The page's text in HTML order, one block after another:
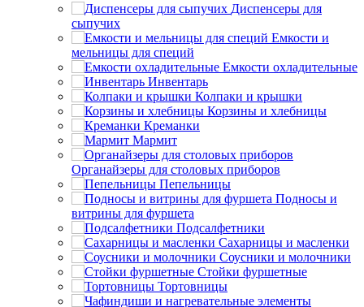
Диспенсеры для
сыпучих
Емкости и
мельницы для специй
Емкости охладительные
Инвентарь
Колпаки и крышки
Корзины и хлебницы
Креманки
Мармит
Органайзеры для столовых приборов
Пепельницы
Подносы и
витрины для фуршета
Подсалфетники
Сахарницы и масленки
Соусники и молочники
Стойки фуршетные
Тортовницы